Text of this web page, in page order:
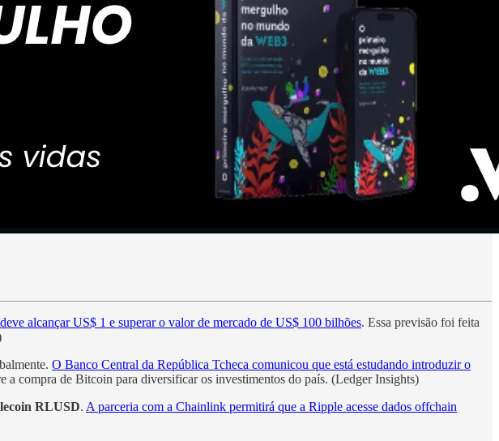
alcançar US$ 1 e superar o valor de mercado de US$ 100 bilhões. Essa previsão foi feita
O Banco Central da República Tcheca comunicou que está estudando introduzir o
compra de Bitcoin para diversificar os investimentos do país. (Ledger Insights)
RLUSD. A parceria com a Chainlink permitirá que a Ripple acesse dados offchain